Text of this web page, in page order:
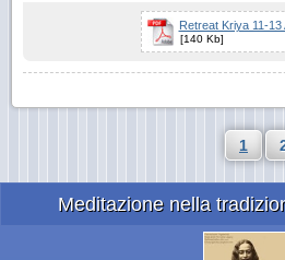
Retreat Kriya 11-13
[140 Kb]
1
Meditazione nella